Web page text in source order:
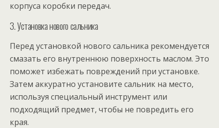
корпуса коробки передач.
3. Установка нового сальника
Перед установкой нового сальника рекомендуется
смазать его внутреннюю поверхность маслом. Это
поможет избежать повреждений при установке.
Затем аккуратно установите сальник на место,
используя специальный инструмент или
подходящий предмет, чтобы не повредить его
края.